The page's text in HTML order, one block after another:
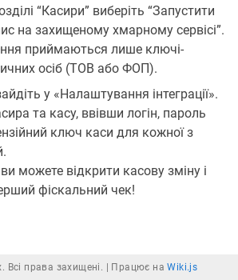
“Касири” виберіть “Запустити
на захищеному хмарному сервісі”.
приймаються лише ключі-
осіб (ТОВ або ФОП).
у «Налаштування інтеграції».
та касу, ввівши логін, пароль
ключ каси для кожної з
можете відкрити касову зміну і
фіскальний чек!
Всі права захищені. | Працює наWiki.js